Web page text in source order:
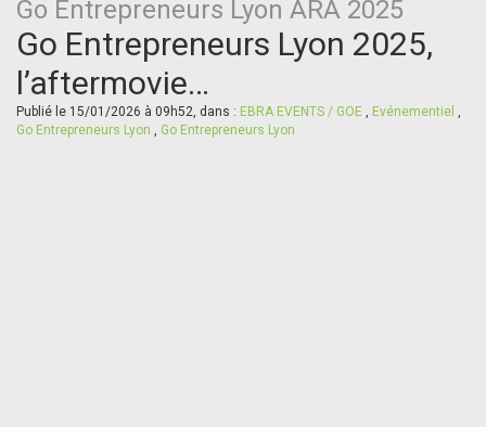
Go Entrepreneurs Lyon ARA 2025
Go Entrepreneurs Lyon 2025,
l’aftermovie…
Publié le 15/01/2026 à 09h52, dans : EBRA EVENTS / GOE , Evénementiel ,
Go Entrepreneurs Lyon , Go Entrepreneurs Lyon